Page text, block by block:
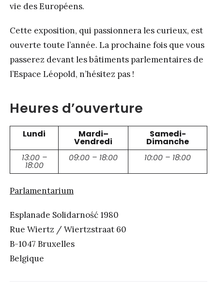
vie des Européens.
Cette exposition, qui passionnera les curieux, est
ouverte toute l’année. La prochaine fois que vous
passerez devant les bâtiments parlementaires de
l’Espace Léopold, n’hésitez pas !
Heures d’ouverture
Lundi Mardi–
Vendredi
Samedi-
Dimanche
13:00 –
18:00
09:00 – 18:00 10:00 – 18:00
Parlamentarium
Esplanade Solidarność 1980
Rue Wiertz / Wiertzstraat 60
B-1047 Bruxelles
Belgique